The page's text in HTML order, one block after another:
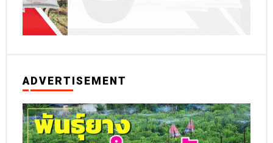
ADVERTISEMENT